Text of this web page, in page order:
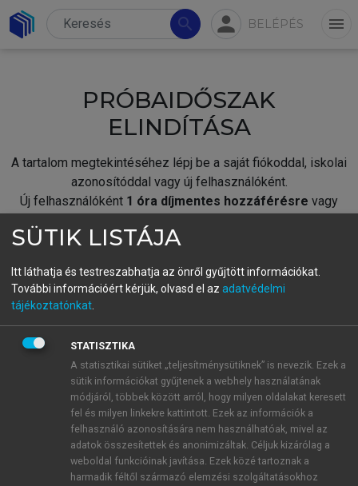
search person BELÉPÉS menu
PRÓBAIDŐSZAK
ELINDÍTÁSA
A tartalom megtekintéséhez lépj be a saját fiókoddal, iskolai
azonosítóddal vagy új felhasználóként.
Új felhasználóként 1 óra díjmentes hozzáférésre vagy
fiókoddal,vagy hozz létre új fiókot.
A regisztráció után apróbaidőszakautomatikusan
BELÉPÉS SAJÁT FIÓKKAL
ÚJ FIÓK LÉTREHOZÁSA
1 óra díjmentes hozzáférés
E-MAIL-CÍM
SÜTIK LISTÁJA
Itt láthatja és testreszabhatja az önről gyűjtött információkat.
További információért kérjük, olvasd el az adatvédelmi
tájékoztatónkat
STATISZTIKA
A statisztikai sütiket „teljesítménysütiknek” is nevezik. Ezek a
sütik információkat gyűjtenek a webhely használatának
módjáról, többek között arról, hogy milyen oldalakat keresett
fel és milyen linkekre kattintott. Ezek az információk a
felhasználó azonosítására nem használhatóak, mivel az
adatok összesítettek és anonimizáltak. Céljuk kizárólag a
weboldal funkcióinak javítása. Ezek közé tartoznak a
harmadik féltől származó elemzési szolgáltatásokhoz